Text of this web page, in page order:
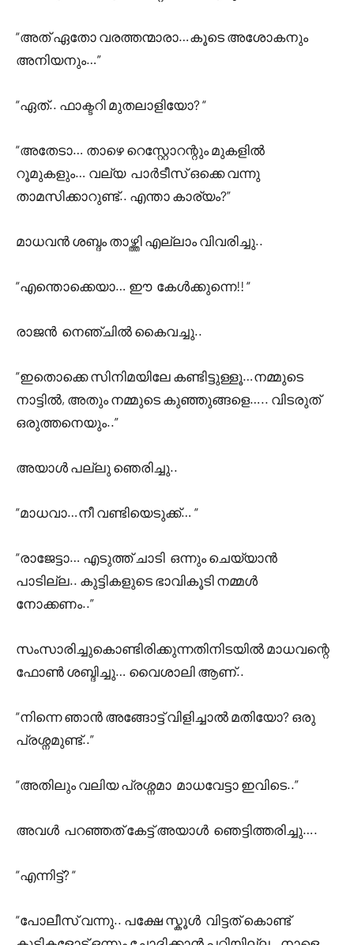
“അത് ഏതോ വരത്തന്മാരാ…കൂടെ അശോകനും
അനിയനും…”
“ഏത്.. ഫാക്ടറി മുതലാളിയോ? “
“അതേടാ… താഴെ റെസ്റ്റോറന്റും മുകളിൽ
റൂമുകളും… വല്യ പാർടീസ് ഒക്കെ വന്നു
താമസിക്കാറുണ്ട്.. എന്താ കാര്യം?”
മാധവൻ ശബ്ദം താഴ്ത്തി എല്ലാം വിവരിച്ചു..
“എന്തൊക്കെയാ… ഈ കേൾക്കുന്നെ!! “
രാജൻ നെഞ്ചിൽ കൈവച്ചു..
“ഇതൊക്കെ സിനിമയിലേ കണ്ടിട്ടുള്ളൂ…നമ്മുടെ
നാട്ടിൽ, അതും നമ്മുടെ കുഞ്ഞുങ്ങളെ….. വിടരുത്
ഒരുത്തനെയും..”
അയാൾ പല്ലു ഞെരിച്ചു..
“മാധവാ…നീ വണ്ടിയെടുക്ക്… “
“രാജേട്ടാ… എടുത്ത് ചാടി ഒന്നും ചെയ്യാൻ
പാടില്ല.. കുട്ടികളുടെ ഭാവികൂടി നമ്മൾ
നോക്കണം..”
സംസാരിച്ചുകൊണ്ടിരിക്കുന്നതിനിടയിൽ മാധവന്റെ
ഫോൺ ശബ്ദിച്ചു… വൈശാലി ആണ്..
“നിന്നെ ഞാൻ അങ്ങോട്ട് വിളിച്ചാൽ മതിയോ? ഒരു
പ്രശ്നമുണ്ട്..”
“അതിലും വലിയ പ്രശ്നമാ മാധവേട്ടാ ഇവിടെ..”
അവൾ പറഞ്ഞത് കേട്ട് അയാൾ ഞെട്ടിത്തരിച്ചു….
“എന്നിട്ട്? “
“പോലീസ് വന്നു.. പക്ഷേ സ്കൂൾ വിട്ടത് കൊണ്ട്